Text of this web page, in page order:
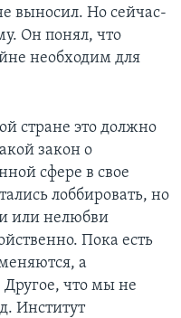
выносил. Но сейчас-
Он понял, что
необходим для
стране это должно
закон о
сфере в свое
лоббировать, но
или нелюбви
Пока есть
а
Другое, что мы не
Институт